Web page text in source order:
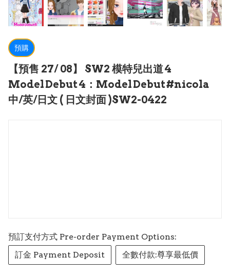
預購
【預售 27/ 08】 SW2 模特兒出道 4
Model Debut 4：Model Debut #nicola
中/英/日文 ( 日文封面 )SW2-0422
預訂支付方式 Pre-order Payment Options:
訂金 Payment Deposit
全數付款:尊享最低價